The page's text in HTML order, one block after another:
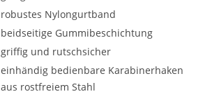
robustes Nylongurtband
beidseitige Gummibeschichtung
griffig und rutschsicher
einhändig bedienbare Karabinerhaken
aus rostfreiem Stahl